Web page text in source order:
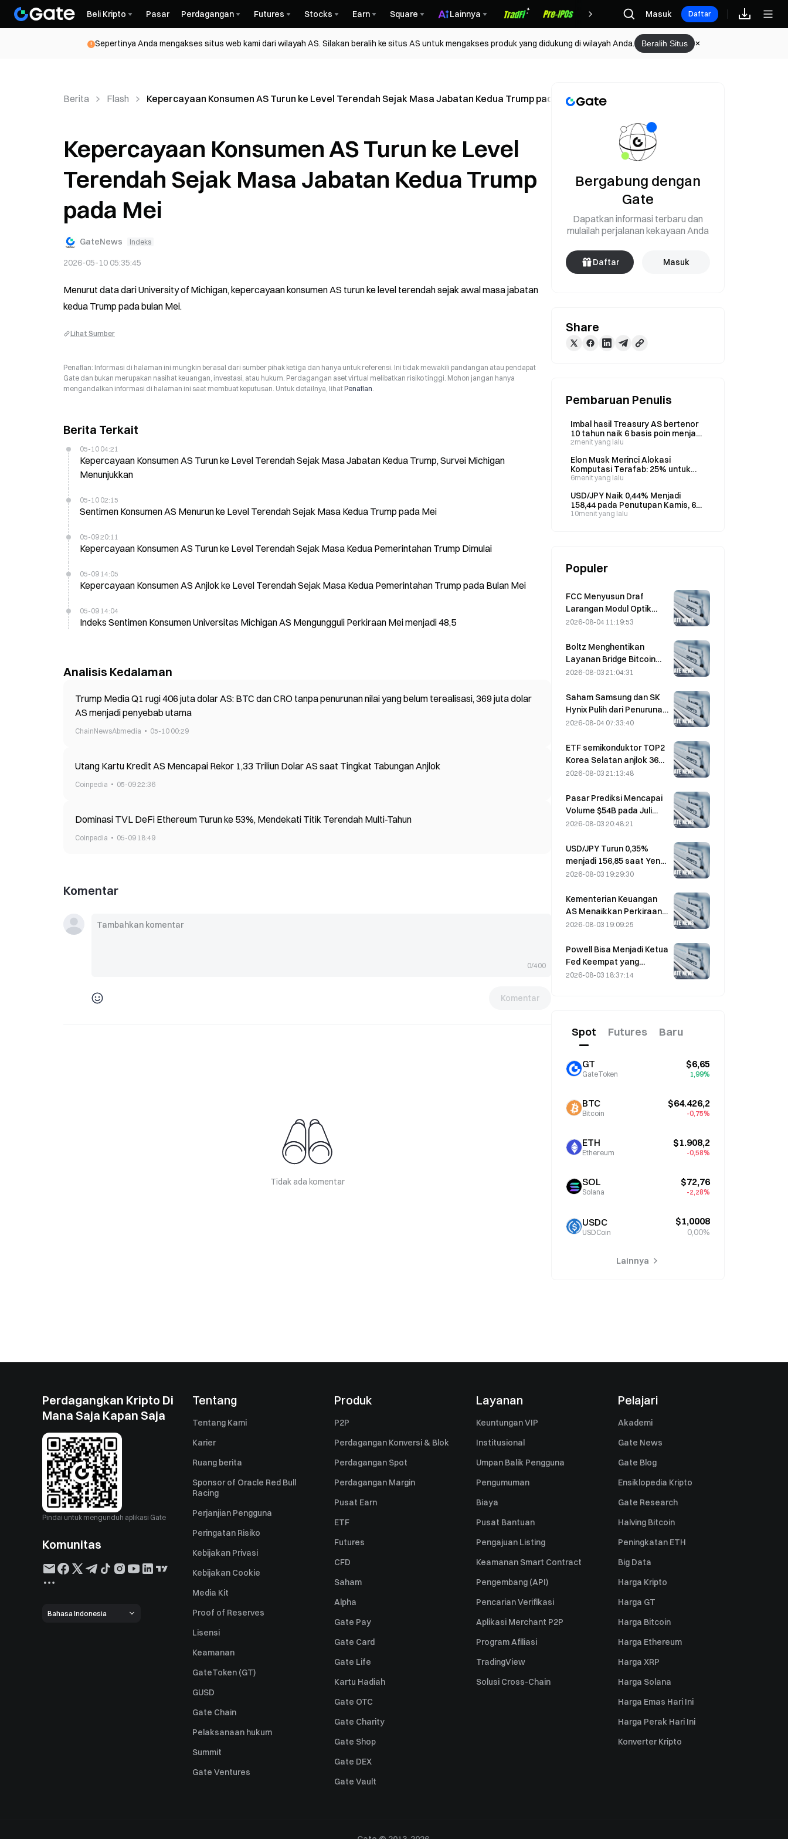
Beli Kripto Pasar Perdagangan Futures Stocks Earn Square Lainnya HadiahMasuk Daftar
Sepertinya Anda mengakses situs web kami dari wilayah AS. Silakan beralih ke situs AS untuk mengakses produk yang didukung di wilayah Anda. Beralih Situs
Berita Flash Kepercayaan Konsumen AS Turun ke Level Terendah Sejak Masa Jabatan Kedua Trump pada Mei
Kepercayaan Konsumen AS Turun ke Level
Terendah Sejak Masa Jabatan Kedua Trump
pada Mei
GateNews Indeks
2026-05-10 05:35:45
Menurut data dari University of Michigan, kepercayaan konsumen AS turun ke level terendah sejak awal masa jabatan
kedua Trump pada bulan Mei.
Lihat Sumber
Penafian: Informasi di halaman ini mungkin berasal dari sumber pihak ketiga dan hanya untuk referensi. Ini tidak mewakili pandangan atau pendapat
Gate dan bukan merupakan nasihat keuangan, investasi, atau hukum. Perdagangan aset virtual melibatkan risiko tinggi. Mohon jangan hanya
mengandalkan informasi di halaman ini saat membuat keputusan. Untuk detailnya, lihatPenafian.
Berita Terkait
05-10 04:21
Kepercayaan Konsumen AS Turun ke Level Terendah Sejak Masa Jabatan Kedua Trump, Survei Michigan
Menunjukkan
05-10 02:15
Sentimen Konsumen AS Menurun ke Level Terendah Sejak Masa Kedua Trump pada Mei
05-09 20:11
Kepercayaan Konsumen AS Turun ke Level Terendah Sejak Masa Kedua Pemerintahan Trump Dimulai
05-09 14:05
Kepercayaan Konsumen AS Anjlok ke Level Terendah Sejak Masa Kedua Pemerintahan Trump pada Bulan Mei
05-09 14:04
Indeks Sentimen Konsumen Universitas Michigan AS Mengungguli Perkiraan Mei menjadi 48,5
Analisis Kedalaman
Trump Media Q1 rugi 406 juta dolar AS: BTC dan CRO tanpa penurunan nilai yang belum terealisasi, 369 juta dolar
AS menjadi penyebab utama
ChainNewsAbmedia 05-10 00:29
Utang Kartu Kredit AS Mencapai Rekor 1,33 Triliun Dolar AS saat Tingkat Tabungan Anjlok
Coinpedia 05-09 22:36
Dominasi TVL DeFi Ethereum Turun ke 53%, Mendekati Titik Terendah Multi-Tahun
Coinpedia 05-09 18:49
Komentar
0/400
Komentar
Tidak ada komentar
Bergabung dengan
Gate
Dapatkan informasi terbaru dan
mulailah perjalanan kekayaan Anda
Daftar Masuk
Share
Pembaruan Penulis
Imbal hasil Treasury AS bertenor
10 tahun naik 6 basis poin menjadi
4,6757% akibat aksi di Selat Iran
2menit yang lalu
Elon Musk Merinci Alokasi
Komputasi Terafab: 25% untuk
Tesla Optimus, 75% untuk AI
US$16,8 Miliar Berlanjut
6menit yang lalu
USD/JPY Naik 0,44% Menjadi
158,44 pada Penutupan Kamis, 6
Agustus
10menit yang lalu
Populer
FCC Menyusun Draf
Larangan Modul Optik
Pusat Data dari Tiongkok;
Terdampak pada 27%
Pangsa Pasarnya
2026-08-04 11:19:53
Boltz Menghentikan
Layanan Bridge Bitcoin
Tanpa Batas Setelah
2026-08-03 21:04:31
Saham Samsung dan SK
Hynix Pulih dari Penurunan
5% Berkat Pembelian oleh
2026-08-04 07:33:40
ETF semikonduktor TOP2
Korea Selatan anjlok 36%
dalam sebulan terakhir
berbalik arah
2026-08-03 21:13:48
Pasar Prediksi Mencapai
Volume $54B pada Juli
karena Piala Dunia
2026-08-03 20:48:21
USD/JPY Turun 0,35%
menjadi 156,85 saat Yen
Menguat pada
2026-08-03 19:29:30
Kementerian Keuangan
AS Menaikkan Perkiraan
Peminjaman Q3 Menjadi
2026-08-03 19:09:25
Powell Bisa Menjadi Ketua
Fed Keempat yang
Menyelesaikan Masa
2026-08-03 18:37:14
Spot Futures Baru
GT
GateToken
$6,65
1,99%
BTC
Bitcoin
$64.426,2
-0,75%
ETH
Ethereum
$1.908,2
-0,58%
SOL
Solana
$72,76
-2,28%
USDC
USDCoin
$1,0008
0,00%
Lainnya
Perdagangkan Kripto Di
Mana Saja Kapan Saja
Pindai untuk mengunduh aplikasi Gate
Komunitas
Bahasa Indonesia
Tentang
Tentang Kami
Karier
Ruang berita
Sponsor of Oracle Red Bull
Racing
Perjanjian Pengguna
Peringatan Risiko
Kebijakan Privasi
Kebijakan Cookie
Media Kit
Proof of Reserves
Lisensi
Keamanan
GateToken (GT)
GUSD
Gate Chain
Pelaksanaan hukum
Summit
Gate Ventures
Produk
P2P
Perdagangan Konversi & Blok
Perdagangan Spot
Perdagangan Margin
Pusat Earn
ETF
Futures
CFD
Saham
Alpha
Gate Pay
Gate Card
Gate Life
Kartu Hadiah
Gate OTC
Gate Charity
Gate Shop
Gate DEX
Gate Vault
Layanan
Keuntungan VIP
Institusional
Umpan Balik Pengguna
Pengumuman
Biaya
Pusat Bantuan
Pengajuan Listing
Keamanan Smart Contract
Pengembang (API)
Pencarian Verifikasi
Aplikasi Merchant P2P
Program Afiliasi
TradingView
Solusi Cross-Chain
Pelajari
Akademi
Gate News
Gate Blog
Ensiklopedia Kripto
Gate Research
Halving Bitcoin
Peningkatan ETH
Big Data
Harga Kripto
Harga GT
Harga Bitcoin
Harga Ethereum
Harga XRP
Harga Solana
Harga Emas Hari Ini
Harga Perak Hari Ini
Konverter Kripto